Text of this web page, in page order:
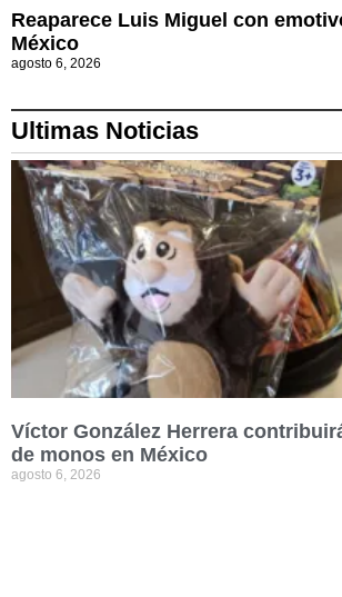
Reaparece Luis Miguel con
México
agosto 6, 2026
Ultimas Noticias
Víctor González Herrera
de monos en México
agosto 6, 2026